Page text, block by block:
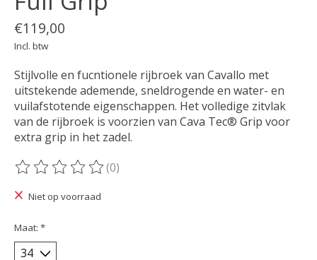
€119,00
Incl. btw
Stijlvolle en fucntionele rijbroek van Cavallo met
uitstekende ademende, sneldrogende en water- en
vuilafstotende eigenschappen. Het volledige zitvlak
van de rijbroek is voorzien van Cava Tec® Grip voor
extra grip in het zadel.
De beoordeling van dit product is
(0)
Niet op voorraad
Maat: *